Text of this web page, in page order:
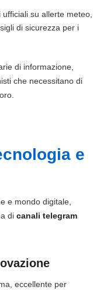
su allerte meteo,
di sicurezza per i
di informazione,
che necessitano di
e
e mondo digitale,
di canali telegram
eccellente per